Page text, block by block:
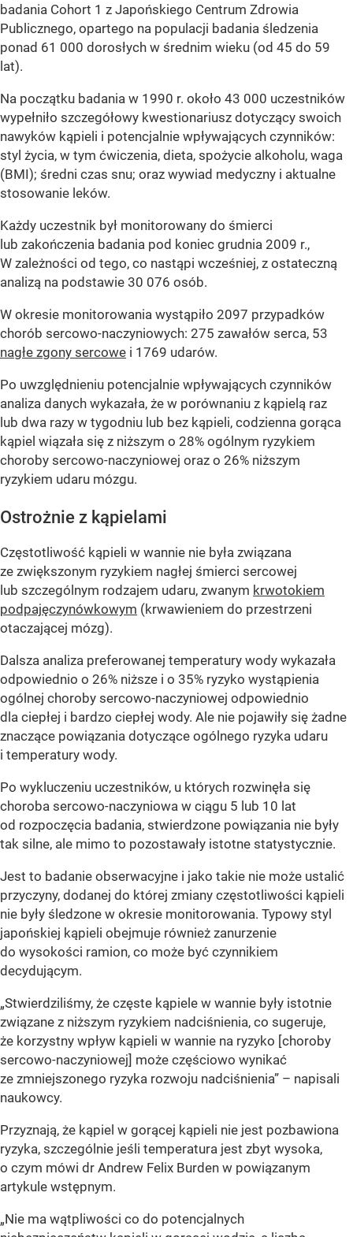
badania Cohort 1 z Japońskiego Centrum Zdrowia
Publicznego, opartego na populacji badania śledzenia
ponad 61 000 dorosłych w średnim wieku (od 45 do 59
lat).
Na początku badania w 1990 r. około 43 000 uczestników
wypełniło szczegółowy kwestionariusz dotyczący swoich
nawyków kąpieli i potencjalnie wpływających czynników:
styl życia, w tym ćwiczenia, dieta, spożycie alkoholu, waga
(BMI); średni czas snu; oraz wywiad medyczny i aktualne
stosowanie leków.
Każdy uczestnik był monitorowany do śmierci
lub zakończenia badania pod koniec grudnia 2009 r.,
W zależności od tego, co nastąpi wcześniej, z ostateczną
analizą na podstawie 30 076 osób.
W okresie monitorowania wystąpiło 2097 przypadków
chorób sercowo-naczyniowych: 275 zawałów serca, 53
nagłe zgony sercowe i 1769 udarów.
Po uwzględnieniu potencjalnie wpływających czynników
analiza danych wykazała, że ​​w porównaniu z kąpielą raz
lub dwa razy w tygodniu lub bez kąpieli, codzienna gorąca
kąpiel wiązała się z niższym o 28% ogólnym ryzykiem
choroby sercowo-naczyniowej oraz o 26% niższym
ryzykiem udaru mózgu.
Ostrożnie z kąpielami
Częstotliwość kąpieli w wannie nie była związana
ze zwiększonym ryzykiem nagłej śmierci sercowej
lub szczególnym rodzajem udaru, zwanym krwotokiem
podpajęczynówkowym (krwawieniem do przestrzeni
otaczającej mózg).
Dalsza analiza preferowanej temperatury wody wykazała
odpowiednio o 26% niższe i o 35% ryzyko wystąpienia
ogólnej choroby sercowo-naczyniowej odpowiednio
dla ciepłej i bardzo ciepłej wody. Ale nie pojawiły się żadne
znaczące powiązania dotyczące ogólnego ryzyka udaru
i temperatury wody.
Po wykluczeniu uczestników, u których rozwinęła się
choroba sercowo-naczyniowa w ciągu 5 lub 10 lat
od rozpoczęcia badania, stwierdzone powiązania nie były
tak silne, ale mimo to pozostawały istotne statystycznie.
Jest to badanie obserwacyjne i jako takie nie może ustalić
przyczyny, dodanej do której zmiany częstotliwości kąpieli
nie były śledzone w okresie monitorowania. Typowy styl
japońskiej kąpieli obejmuje również zanurzenie
do wysokości ramion, co może być czynnikiem
decydującym.
„Stwierdziliśmy, że częste kąpiele w wannie były istotnie
związane z niższym ryzykiem nadciśnienia, co sugeruje,
że korzystny wpływ kąpieli w wannie na ryzyko [choroby
sercowo-naczyniowej] może częściowo wynikać
ze zmniejszonego ryzyka rozwoju nadciśnienia” – napisali
naukowcy.
Przyznają, że kąpiel w gorącej kąpieli nie jest pozbawiona
ryzyka, szczególnie jeśli temperatura jest zbyt wysoka,
o czym mówi dr Andrew Felix Burden w powiązanym
artykule wstępnym.
„Nie ma wątpliwości co do potencjalnych